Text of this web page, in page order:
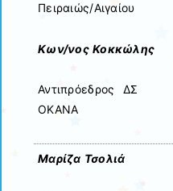
Πειραιώς/Αιγαίου
Κων/νος Κοκκώλης
Αντιπρόεδρος ΔΣ
ΟΚΑΝΑ
Μαρίζα Τσολιά